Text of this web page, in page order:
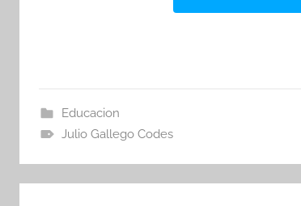
Educacion
Julio Gallego Codes